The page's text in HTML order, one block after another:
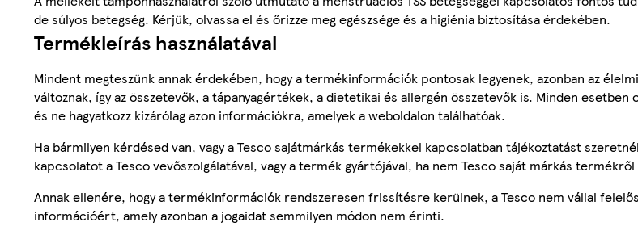
de súlyos betegség. Kérjük, olvassa el és őrizze meg egészsége és a higiénia biztosítása érdekében.
Termékleírás használatával
Mindent megteszünk annak érdekében, hogy a termékinformációk pontosak legyenek, azonban az
változnak, így az összetevők, a tápanyagértékek, a dietetikai és allergén összetevők is. Minden
és ne hagyatkozz kizárólag azon információkra, amelyek a weboldalon találhatóak.
Ha bármilyen kérdésed van, vagy a Tesco sajátmárkás termékekkel kapcsolatban tájékoztatást
kapcsolatot a Tesco vevőszolgálatával, vagy a termék gyártójával, ha nem Tesco saját márkás termékről
Annak ellenére, hogy a termékinformációk rendszeresen frissítésre kerülnek, a Tesco nem vállal
információért, amely azonban a jogaidat semmilyen módon nem érinti.